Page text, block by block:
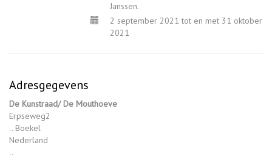
Janssen.
2 september 2021 tot en met 31 oktober
2021
Adresgegevens
De Kunstraad/ De Mouthoeve
Erpseweg2
.. Boekel
Nederland
..